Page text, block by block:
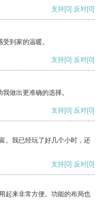
支持[0] 反对[0]
到家的温暖。
支持[0] 反对[0]
做出更准确的选择。
支持[0] 反对[0]
。我已经玩了好几个小时，还
支持[0] 反对[0]
起来非常方便。功能的布局也